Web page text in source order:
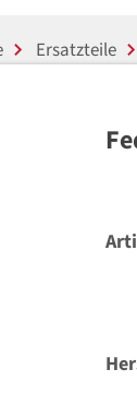
Ersatzteile